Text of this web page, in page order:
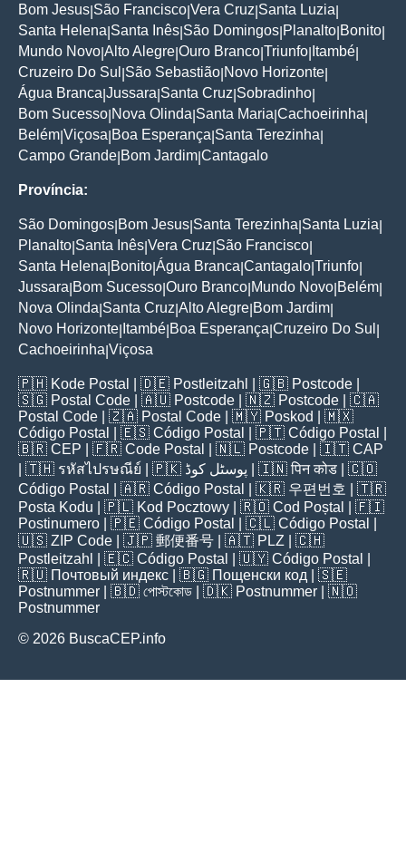
Bom Jesus São Francisco Vera Cruz Santa Luzia
Santa Helena Santa Inês São Domingos Planalto Bonito
Mundo Novo Alto Alegre Ouro Branco Triunfo Itambé
Cruzeiro Do Sul São Sebastião Novo Horizonte
Água Branca Jussara Santa Cruz Sobradinho
Bom Sucesso Nova Olinda Santa Maria Cachoeirinha
Belém Viçosa Boa Esperança Santa Terezinha
Campo Grande Bom Jardim Cantagalo
Província:
São Domingos Bom Jesus Santa Terezinha Santa Luzia
Planalto Santa Inês Vera Cruz São Francisco
Santa Helena Bonito Água Branca Cantagalo Triunfo
Jussara Bom Sucesso Ouro Branco Mundo Novo Belém
Nova Olinda Santa Cruz Alto Alegre Bom Jardim
Novo Horizonte Itambé Boa Esperança Cruzeiro Do Sul
Cachoeirinha Viçosa
🇵🇭 Kode Postal | 🇩🇪 Postleitzahl | 🇬🇧 Postcode
🇸🇬 Postal Code | 🇦🇺 Postcode | 🇳🇿 Postcode | 🇨🇦
Postal Code | 🇿🇦 Postal Code | 🇲🇾 Poskod
| 🇲🇽
Código Postal
| 🇪🇸 Código Postal | 🇵🇹 Código Postal
🇧🇷 CEP | 🇫🇷 Code Postal | 🇳🇱 Postcode | 🇮🇹 CAP
| 🇹🇭 รหัสไปรษณีย์ | 🇵🇰 پوسٹل کوڈ | 🇮🇳पिन कोड | 🇨🇴
Código Postal
| 🇦🇷 Código Postal | 🇰🇷 우편번호
| 🇹🇷
Posta Kodu | 🇵🇱 Kod Pocztowy | 🇷🇴 Cod Poștal
| 🇫🇮
Postinumero | 🇵🇪 Código Postal | 🇨🇱 Código Postal
🇺🇸 ZIP Code | 🇯🇵 郵便番号 | 🇦🇹 PLZ | 🇨🇭
Postleitzahl
| 🇪🇨 Código Postal | 🇺🇾 Código Postal
🇷🇺 Почтовый индекс | 🇧🇬 Пощенски код | 🇸🇪
Postnummer | 🇧🇩 পোস্টকোড | 🇩🇰 Postnummer | 🇳🇴
Postnummer
© 2026 BuscaCEP.info